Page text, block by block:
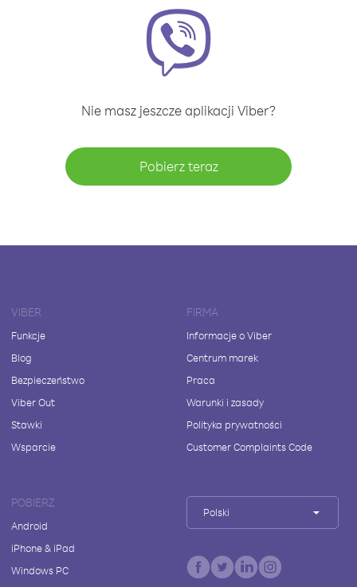
Nie masz jeszcze aplikacji Viber?
Pobierz teraz
VIBER
Funkcje
Blog
Bezpieczeństwo
Viber Out
Stawki
Wsparcie
FIRMA
Informacje o Viber
Centrum marek
Praca
Warunki i zasady
Polityka prywatności
Customer Complaints Code
POBIERZ
Android
iPhone & iPad
Windows PC
Polski